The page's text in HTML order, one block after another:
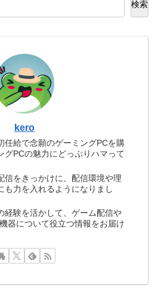
検索
kero
任給で念願のゲーミングPCを購
グPCの魅力にどっぷりハマって
信をきっかけに、配信環境や理
も力を入れるようになりまし
経験を活かして、ゲーム配信や
器について役立つ情報をお届け